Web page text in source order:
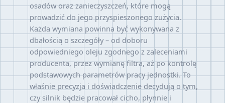
osadów oraz zanieczyszczeń, które mogą
prowadzić do jego przyspieszonego zużycia.
Każda wymiana powinna być wykonywana z
dbałością o szczegóły – od doboru
odpowiedniego oleju zgodnego z zaleceniami
producenta, przez wymianę filtra, aż po kontrolę
podstawowych parametrów pracy jednostki. To
właśnie precyzja i doświadczenie decydują o tym,
czy silnik będzie pracował cicho, płynnie i